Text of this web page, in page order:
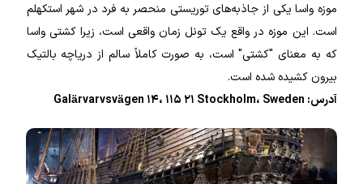
موزه واسا یکی از جاذبه‌های توریستی منحصر به فرد در شهر استکهلم
است. این موزه در واقع یک تونل زمان واقعی است، زیرا کشتی واسا
که به معنای "کشتی" است، به صورت کاملاً سالم از دریاچه بالتیک
بیرون کشیده شده است.
آدرس: Galärvarvsvägen ۱۴، ۱۱۵ ۲۱ Stockholm، Sweden